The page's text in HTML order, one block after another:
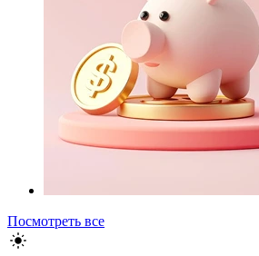
Посмотреть все